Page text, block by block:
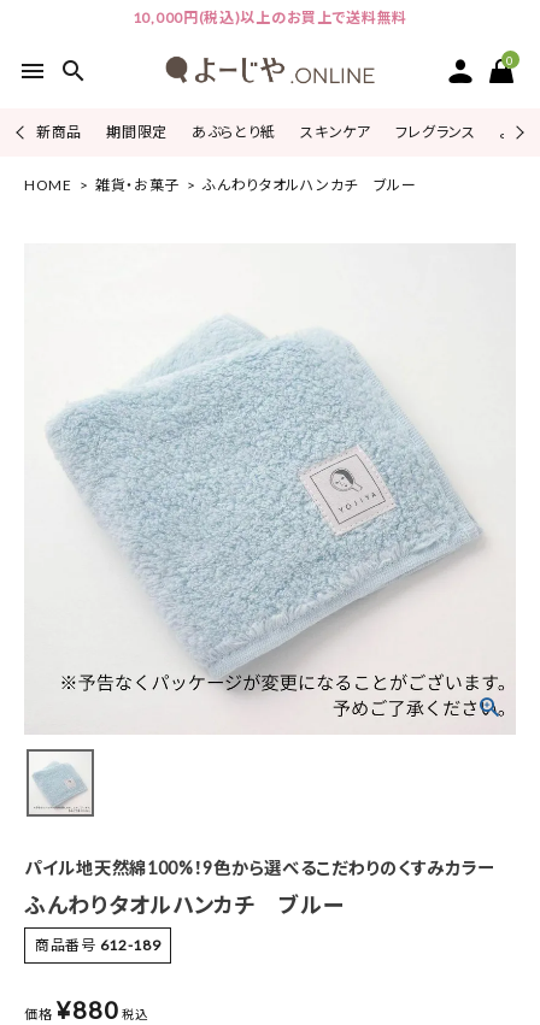
10,000円(税込)以上のお買上で送料無料
menu search 0
新商品 期間限定 あぶらとり紙 スキンケア フレグランス よじ
ACCOUNT MENU
カテゴリーから探す
シリーズから探す
よーじやについて
お客さま向け窓口(お問い合わせ)
メディアさま向け窓口
店舗情報
HOME 雑貨・お菓子 ふんわりタオルハンカチ ブルー
パイル地天然綿100%！9色から選べるこだわりのくすみカラー
ふんわりタオルハンカチ ブルー
商品番号 612-189
価格 ¥880 税込